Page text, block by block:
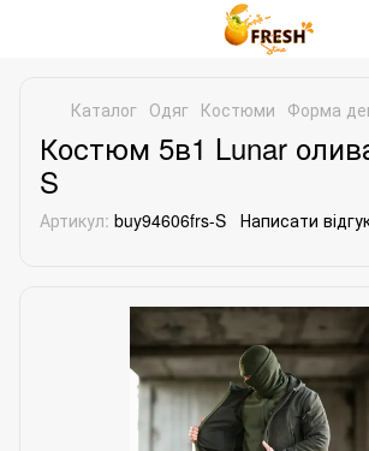
Каталог Одяг Костюми Форма
Костюм 5в1 Lunar
S
Артикул: buy94606frs-S Написати